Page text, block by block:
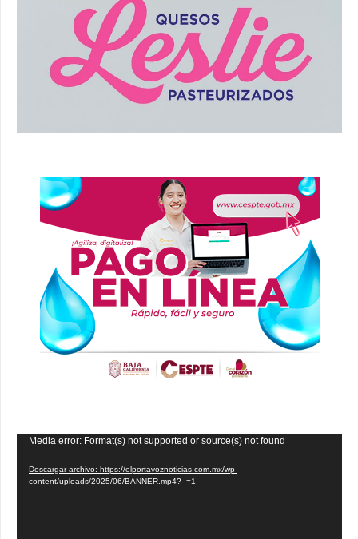
Reproductor
vídeo
Media error: Format(s) not supported or source(s) not found
Descargar archivo: https://elportavoznoticias.com.mx/wp-
content/uploads/2025/06/BANNER.mp4?_=1